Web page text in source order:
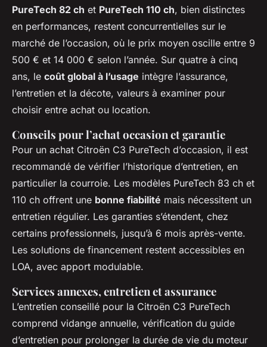
PureTech 82 ch et PureTech 110 ch, bien distinctes
en performances, restent concurrentielles sur le
marché de l’occasion, où le prix moyen oscille entre 9
500 € et 14 000 € selon l’année. Sur quatre à cinq
ans, le coût global à l’usage intègre l’assurance,
l’entretien et la décote, valeurs à examiner pour
choisir entre achat ou location.
Conseils pour l’achat occasion et garantie
Pour un achat Citroën C3 PureTech d’occasion, il est
recommandé de vérifier l’historique d’entretien, en
particulier la courroie. Les modèles PureTech 83 ch et
110 ch offrent une bonne fiabilité mais nécessitent un
entretien régulier. Les garanties s’étendent, chez
certains professionnels, jusqu’à 6 mois après-vente.
Les solutions de financement restent accessibles en
LOA, avec apport modulable.
Services annexes, entretien et assurance
L’entretien conseillé pour la Citroën C3 PureTech
comprend vidange annuelle, vérification du guide
d’entretien pour prolonger la durée de vie du moteur